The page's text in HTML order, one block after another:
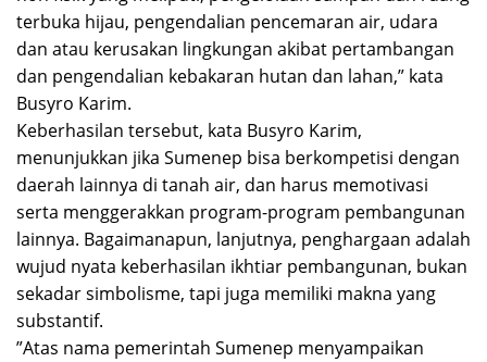
terbuka hijau, pengendalian pencemaran air, udara
dan atau kerusakan lingkungan akibat pertambangan
dan pengendalian kebakaran hutan dan lahan,” kata
Busyro Karim.
Keberhasilan tersebut, kata Busyro Karim,
menunjukkan jika Sumenep bisa berkompetisi dengan
daerah lainnya di tanah air, dan harus memotivasi
serta menggerakkan program-program pembangunan
lainnya. Bagaimanapun, lanjutnya, penghargaan adalah
wujud nyata keberhasilan ikhtiar pembangunan, bukan
sekadar simbolisme, tapi juga memiliki makna yang
substantif.
”Atas nama pemerintah Sumenep menyampaikan